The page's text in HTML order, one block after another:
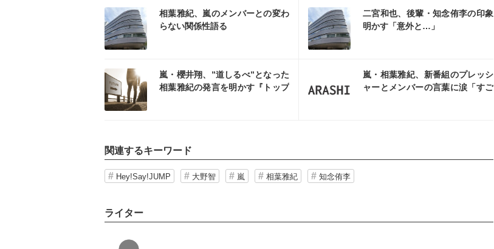
相葉雅紀、嵐のメンバーとの変わ
らない関係性語る
二宮和也、後輩・知念侑李の印象
明かす「意外と…」
記事を読む
嵐・櫻井翔、”道しるべ”となった
相葉雅紀の発言を明かす『トップ
嵐・相葉雅紀、新番組のプレッシ
ャーとメンバーの言葉に涙「すご
関連するキーワード
Hey!Say!JUMP 大野智 嵐 相葉雅紀 知念侑李
ライター